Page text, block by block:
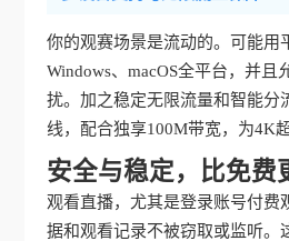
你的观赛场景是流动的。可能用
Windows、macOS全平台，并
扰。加之稳定无限流量和智能分
线，配合独享100M带宽，为4K
安全与稳定，比免费
观看直播，尤其是登录账号付
据和观看记录不被窃取或监听。